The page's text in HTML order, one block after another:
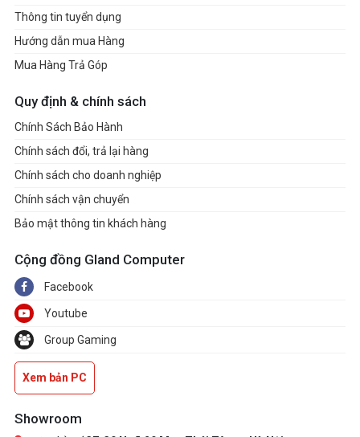
Thông tin tuyển dụng
Hướng dẫn mua Hàng
Mua Hàng Trả Góp
Quy định & chính sách
Chính Sách Bảo Hành
Chính sách đổi, trả lại hàng
Chính sách cho doanh nghiệp
Chính sách vận chuyển
Bảo mật thông tin khách hàng
Cộng đồng Gland Computer
Facebook
Youtube
Group Gaming
Xem bản PC
Showroom